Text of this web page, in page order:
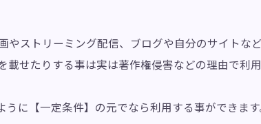
やストリーミング配信、ブログや自分のサイトな
載せたりする事は実は著作権侵害などの理由で利用
に【一定条件】の元でなら利用する事ができます